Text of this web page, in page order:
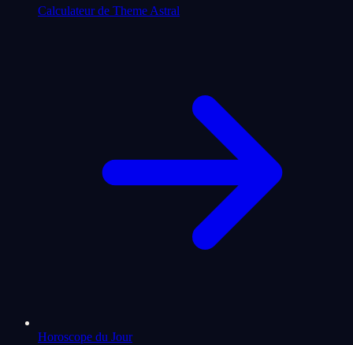
Calculateur de Theme Astral
Horoscope du Jour